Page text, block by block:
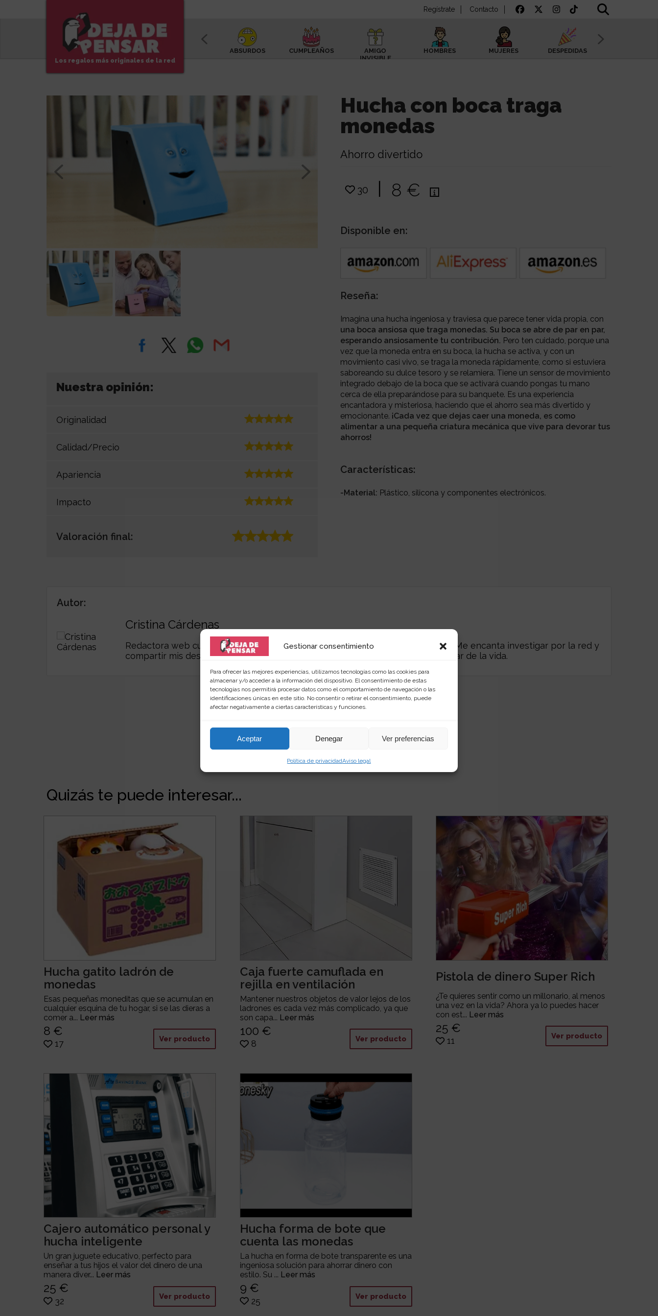
Gestionar consentimiento
Para ofrecer las mejores experiencias, utilizamos tecnologías como las cookies para
almacenar y/o acceder a la información del dispositivo. El consentimiento de estas
tecnologías nos permitirá procesar datos como el comportamiento de navegación o las
identificaciones únicas en este sitio. No consentir o retirar el consentimiento, puede
afectar negativamente a ciertas características y funciones.
Aceptar Denegar Ver preferencias
Política de privacidadAviso legal
Los regalos más originales de la red
Regístrate Contacto
ABSURDOS CUMPLEAÑOS
AMIGO
INVISIBLE
HOMBRES MUJERES DESPEDIDAS
Nuestra opinión:
Originalidad
Calidad/Precio
Apariencia
Impacto
Valoración final:
Hucha con boca traga
monedas
Ahorro divertido
30 | 8 €
Disponible en:
Reseña:
Imagina una hucha ingeniosa y traviesa que parece tener vida propia, con
una boca ansiosa que traga monedas. Su boca se abre de par en par,
esperando ansiosamente tu contribución. Pero ten cuidado, porque una
vez que la moneda entra en su boca, la hucha se activa, y con un
movimiento casi vivo, se traga la moneda rápidamente, como si estuviera
saboreando su dulce tesoro y se relamiera. Tiene un sensor de movimiento
integrado debajo de la boca que se activará cuando pongas tu mano
cerca de ella preparándose para su banquete. Es una experiencia
encantadora y misteriosa, haciendo que el ahorro sea más divertido y
emocionante. ¡Cada vez que dejas caer una moneda, es como
alimentar a una pequeña criatura mecánica que vive para devorar tus
ahorros!
Características:
-Material: Plástico, silicona y componentes electrónicos.
Autor:
Cristina Cárdenas
Redactora web curiosa, amante de las palabras y de los productos singulares. Me encanta investigar por la red y
compartir mis descubrimientos en
. Me gusta el mar y disfrutar de la vida.
Quizás te puede interesar...
Hucha gatito ladrón de
monedas
Esas pequeñas moneditas que se acumulan en
cualquier esquina de tu hogar, si se las dieras a
comer a... Leer más
8 €
17 Ver producto
Caja fuerte camuflada en
rejilla en ventilación
Mantener nuestros objetos de valor lejos de los
ladrones es cada vez más complicado, ya que
son capa... Leer más
100 €
8 Ver producto
Pistola de dinero Super Rich
¿Te quieres sentir como un millonario, al menos
una vez en la vida? Ahora ya lo puedes hacer
con est... Leer más
25 €
11 Ver producto
Cajero automático personal y
hucha inteligente
Un gran juguete educativo, perfecto para
enseñar a tus hijos el valor del dinero de una
manera diver... Leer más
25 €
32 Ver producto
Hucha forma de bote que
cuenta las monedas
La hucha en forma de bote transparente es una
ingeniosa solución para ahorrar dinero con
estilo. Su ... Leer más
9 €
25 Ver producto